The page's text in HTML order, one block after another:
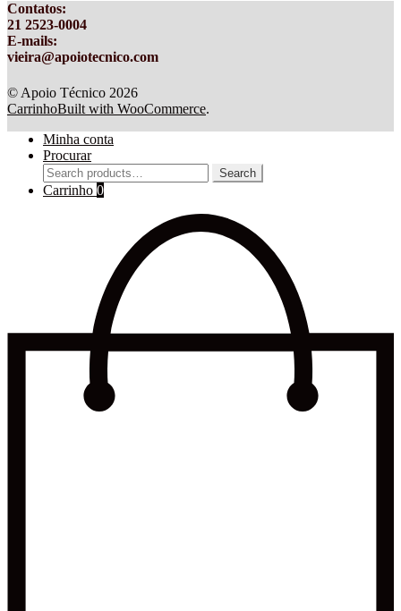
Contatos:
21 2523-0004
E-mails:
vieira@apoiotecnico.com
© Apoio Técnico 2026
CarrinhoBuilt with WooCommerce.
Minha conta
Procurar
Search
for:
Search
Carrinho 0